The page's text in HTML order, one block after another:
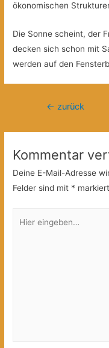
ökonomischen
Die Sonne scheint, der
decken sich schon mit
werden auf den
← zurück
Kommentar
Deine E-Mail-Adresse
Felder sind mit * markiert
eingeben…